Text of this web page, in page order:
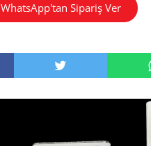
WhatsApp'tan Sipariş Ver